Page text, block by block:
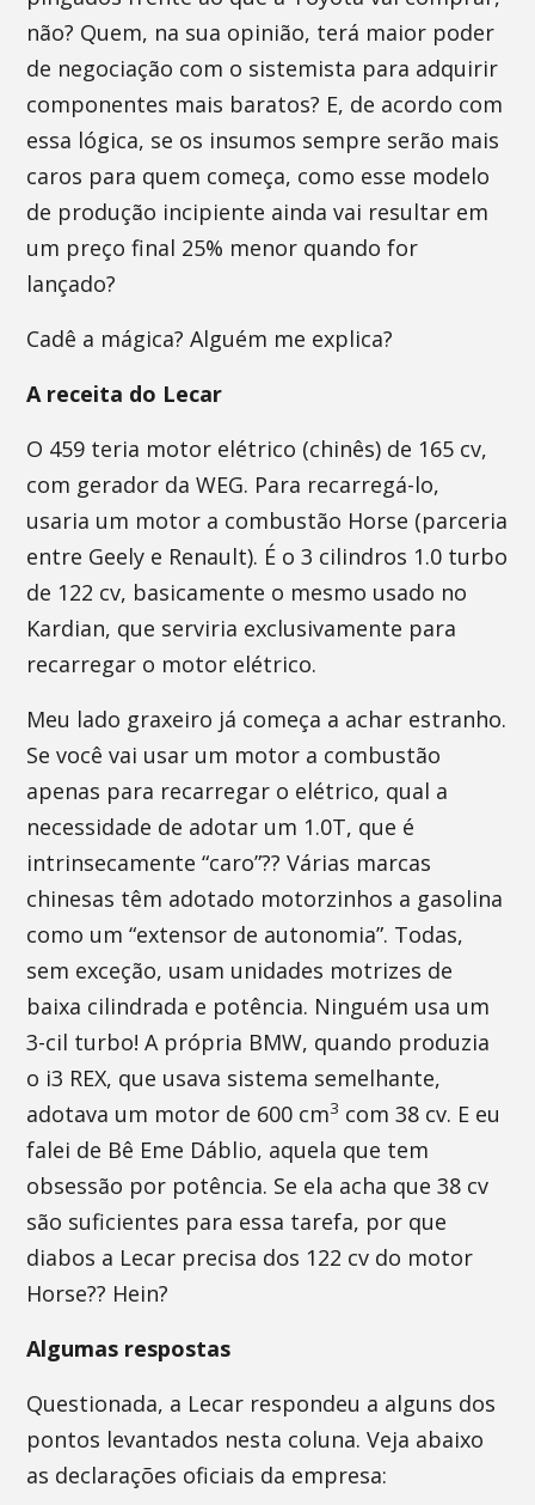
não? Quem, na sua opinião, terá maior poder
de negociação com o sistemista para adquirir
componentes mais baratos? E, de acordo com
essa lógica, se os insumos sempre serão mais
caros para quem começa, como esse modelo
de produção incipiente ainda vai resultar em
um preço final 25% menor quando for
lançado?
Cadê a mágica? Alguém me explica?
A receita do Lecar
O 459 teria motor elétrico (chinês) de 165 cv,
com gerador da WEG. Para recarregá-lo,
usaria um motor a combustão Horse (parceria
entre Geely e Renault). É o 3 cilindros 1.0 turbo
de 122 cv, basicamente o mesmo usado no
Kardian, que serviria exclusivamente para
recarregar o motor elétrico.
Meu lado graxeiro já começa a achar estranho.
Se você vai usar um motor a combustão
apenas para recarregar o elétrico, qual a
necessidade de adotar um 1.0T, que é
intrinsecamente “caro”?? Várias marcas
chinesas têm adotado motorzinhos a gasolina
como um “extensor de autonomia”. Todas,
sem exceção, usam unidades motrizes de
baixa cilindrada e potência. Ninguém usa um
3-cil turbo! A própria BMW, quando produzia
o i3 REX, que usava sistema semelhante,
adotava um motor de 600 cm3 com 38 cv. E eu
falei de Bê Eme Dáblio, aquela que tem
obsessão por potência. Se ela acha que 38 cv
são suficientes para essa tarefa, por que
diabos a Lecar precisa dos 122 cv do motor
Horse?? Hein?
Algumas respostas
Questionada, a Lecar respondeu a alguns dos
pontos levantados nesta coluna. Veja abaixo
as declarações oficiais da empresa: